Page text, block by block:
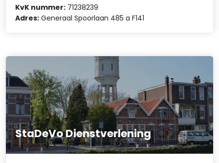
KvK nummer: 71238239
Adres: Generaal Spoorlaan 485 a F141
StaDeVo Dienstverlening